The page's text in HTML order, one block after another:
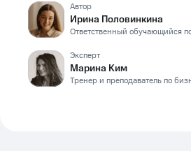
Автор
Ирина Половинкина
Ответственный обучающийся
Эксперт
Марина Ким
Тренер и преподаватель по